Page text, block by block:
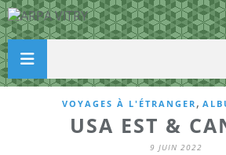
VOYAGES À L'ÉTRANGER ,
USA EST &
9 JUIN 2022